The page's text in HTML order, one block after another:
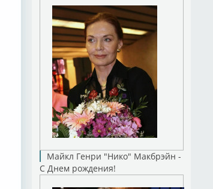
Майкл Генри "Нико" Макбрэйн -
С Днем рождения!